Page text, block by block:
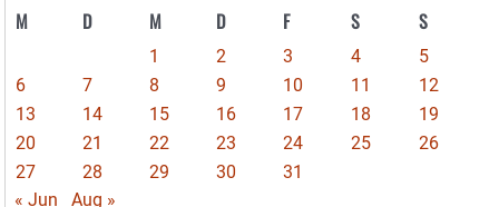
M D M D F S S
1 2 3 4
5
6
7 8 9 10 11
12
13
14 15 16 17 18
19
20
21 22 23 24 25
26
27
28 29 30
31
« Jun
Aug »